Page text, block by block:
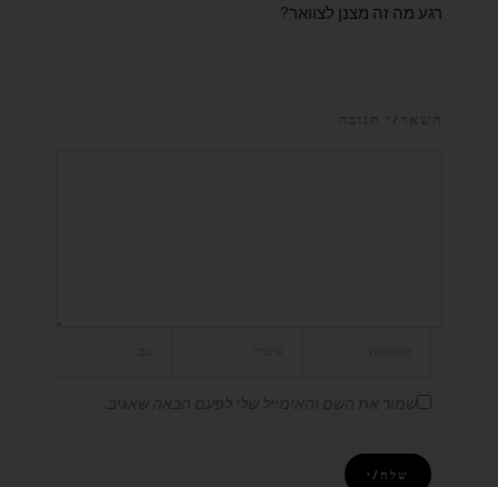
רגע מה זה מצנן לצוואר?
שמור את השם והאימייל שלי לפעם הבאה שאגיב.